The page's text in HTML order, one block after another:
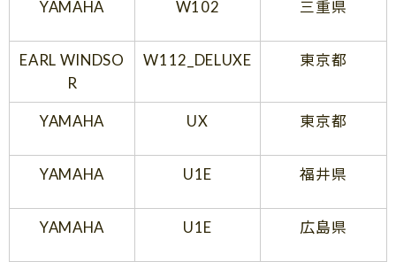
YAMAHA W102 三重県
EARL WINDSO
R
W112_DELUXE 東京都
YAMAHA UX 東京都
YAMAHA U1E 福井県
YAMAHA U1E 広島県